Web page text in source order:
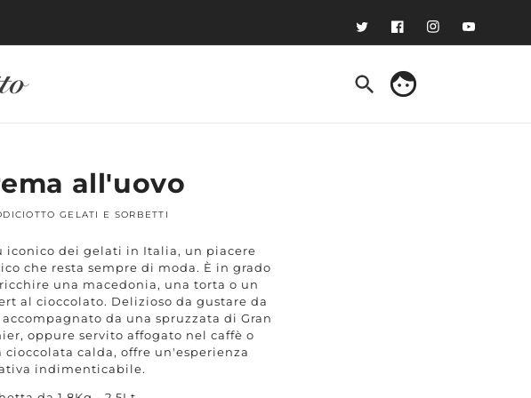
TwitterFacebook
Instagram
YouTube
face
Accedi
all'uovo
GELATI E SORBETTI
iconico dei gelati in Italia, un piacere
che resta sempre di moda. È in grado
una macedonia, una torta o un
al cioccolato. Delizioso da gustare da
accompagnato da una spruzzata di Gran
oppure servito affogato nel caffè o
cioccolata calda, offre un'esperienza
indimenticabile.